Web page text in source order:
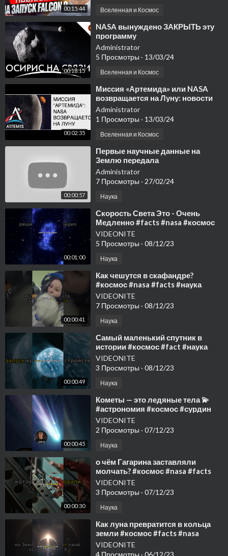
00:15:44 Вселенная и Космос
00:18:15
⁣NASA вынуждено ЗАКРЫТЬ эту
программу
Administrator
5 Просмотры · 13/03/24
Вселенная и Космос
00:02:35
⁣Миссия «Артемида» или NASA
возвращается на Луну: новости
космоса, космическая программа
NASA
Administrator
1 Просмотры · 13/03/24
Вселенная и Космос
00:00:57
⁣Первые научные данные на
Землю передала
астрофизическая лаборатория
NASA
Administrator
7 Просмотры · 27/02/24
Наука
00:01:00
⁣Скорость Света Это - Очень
Медленно #facts #nasa #космос
#shorts #интересно #наука
VIDEONITE
5 Просмотры · 08/12/23
Наука
00:00:41
⁣Как чешутся в скафандре?
#космос #nasa #facts #наука
#интересно #shors
VIDEONITE
7 Просмотры · 08/12/23
Наука
00:00:49
⁣Самый маленький спутник в
истории #космос #fact #наука
#интересное #space #nasa
VIDEONITE
3 Просмотры · 08/12/23
Наука
00:00:45
⁣Кометы — это ледяные тела 💫
#астрономия #космос #сурдин
#астрология #комета #наука
#звезды #nasa
VIDEONITE
2 Просмотры · 07/12/23
Наука
00:00:30
⁣о чём Гагарина заставляли
молчать? #космос #nasa #facts
#наука #интересно #shors
#гагарин
VIDEONITE
3 Просмотры · 07/12/23
Наука
⁣Как луна превратится в кольца
земли #космос #facts #nasa
#наука #интересно #луна #shorts
VIDEONITE